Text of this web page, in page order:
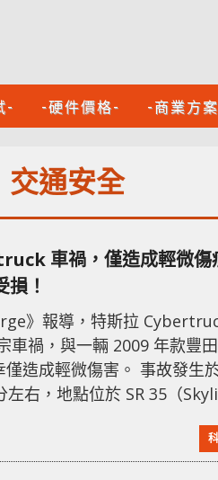
- -硬件價格- -商業方
交通安全
車禍，僅造成輕微傷
！
》報導，特斯拉
車禍，與一輛 2009 年款豐田
傷害。 事故發生於當地
左右，地點位於 SR 35（
17 歲少年駕駛的豐田